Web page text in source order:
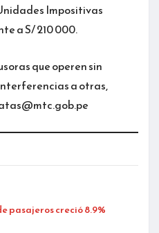
Impositivas
a S/ 210 000.
que operen sin
a otras,
pasajeros creció 8.9%